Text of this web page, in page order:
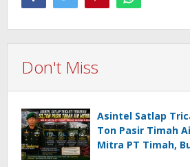
Don't Miss
Asintel Satlap
Ton Pasir Timah
Mitra PT Timah,